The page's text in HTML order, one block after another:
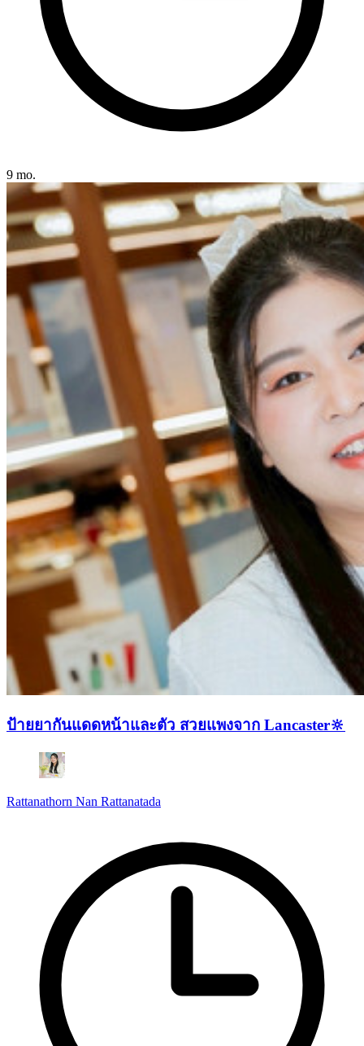
9 mo.
ป้ายยากันแดดหน้าและตัว สวยแพงจาก Lancaster🔆
Rattanathorn Nan Rattanatada